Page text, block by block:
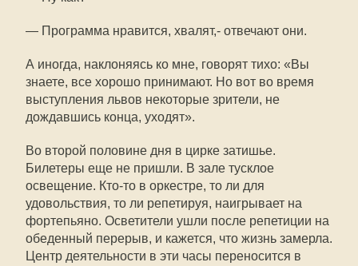
— Программа нравится, хвалят,- отвечают они.
А иногда, наклоняясь ко мне, говорят тихо: «Вы
знаете, все хорошо принимают. Но вот во время
выступления львов некоторые зрители, не
дождавшись конца, уходят».
Во второй половине дня в цирке затишье.
Билетеры еще не пришли. В зале тусклое
освещение. Кто-то в оркестре, то ли для
удовольствия, то ли репетируя, наигрывает на
фортепьяно. Осветители ушли после репетиции на
обеденный перерыв, и кажется, что жизнь замерла.
Центр деятельности в эти часы переносится в